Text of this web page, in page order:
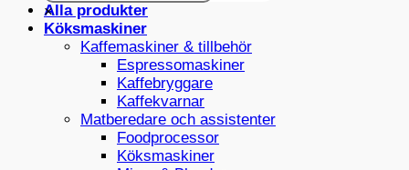
×
Alla produkter
Köksmaskiner
Kaffemaskiner & tillbehör
Espressomaskiner
Kaffebryggare
Kaffekvarnar
Matberedare och assistenter
Foodprocessor
Köksmaskiner